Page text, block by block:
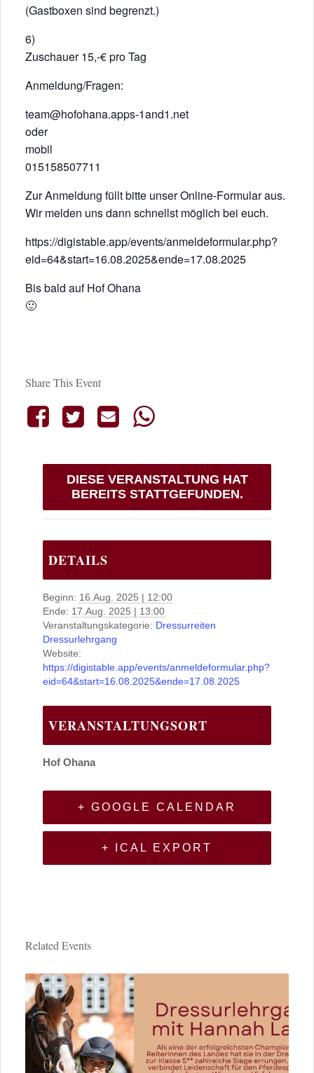
(Gastboxen sind begrenzt.)
6)
Zuschauer 15,-€ pro Tag
Anmeldung/Fragen:
team@hofohana.apps-1and1.net
oder
mobil
015158507711
Zur Anmeldung füllt bitte unser Online-Formular aus.
Wir melden uns dann schnellst möglich bei euch.
https://digistable.app/events/anmeldeformular.php?
eid=64&start=16.08.2025&ende=17.08.2025
Bis bald auf Hof Ohana
🙂
Share This Event
DIESE VERANSTALTUNG HAT
BEREITS STATTGEFUNDEN.
DETAILS
Beginn: 16.Aug. 2025 | 12:00
Ende: 17.Aug. 2025 | 13:00
Veranstaltungskategorie: Dressurreiten
Dressurlehrgang
Website:
https://digistable.app/events/anmeldeformular.php?
eid=64&start=16.08.2025&ende=17.08.2025
VERANSTALTUNGSORT
Hof Ohana
+ GOOGLE CALENDAR
+ ICAL EXPORT
Related Events